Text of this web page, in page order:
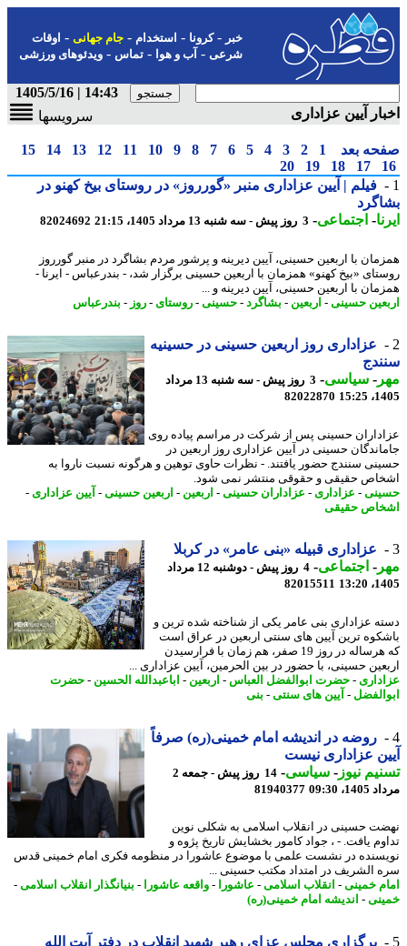
-کرونا-استخدام- جام جهانی-اوقات
شرعی-آب و هوا-تماس-ویدئوهای ورزشی
14:43 | 1405/5/16
آیین عزاداری
سرویسها
بعد 1
2
3
4
5
6
7
8
9
10
11
12
13
14
15
17
18
19
20
فیلم | آیین عزاداری منبر «گورروز» در روستای بیخ کهنو در
-اجتماعی-3 روز پیش - سه شنبه 13 مرداد 1405، 21:15 82024692
با اربعین حسینی، آیین دیرینه و پرشور مردم بشاگرد در منبر گورروز
«بیخ کهنو» همزمان با اربعین حسینی برگزار شد، - بندرعباس - ایرنا -
با اربعین حسینی، آیین دیرینه و ...
حسینی-اربعین -بشاگرد-حسینی-روستای-روز- بندرعباس
عزاداری روز اربعین حسینی در حسینیه
-سیاسی-
3 روز پیش - سه شنبه 13 مرداد
82022870
حسینی پس از شرکت در مراسم پیاده روی
حسینی در آیین عزاداری روز اربعین در
سنندج حضور یافتند. - نظرات حاوی توهین و هرگونه نسبت ناروا به
حقیقی و حقوقی منتشر نمی شود.
-عزاداری- عزاداران حسینی-اربعین -اربعین حسینی-آیین عزاداری-
حقیقی
عزاداری قبیله «بنی عامر» در کربلا
-اجتماعی-
4 روز پیش - دوشنبه 12 مرداد
82015511
عزاداری بنی عامر یکی از شناخته شده ترین و
ترین آیین های سنتی اربعین در عراق است
که هرساله در روز 19 صفر، هم زمان با فرارسیدن
حسینی، با حضور در بین الحرمین، آیین عزاداری ...
- حضرت ابوالفضل العباس-اربعین -اباعبدالله الحسین-حضرت
-آیین های سنتی-بنی
روضه در اندیشه امام خمینی(ره) صرفاً
عزاداری نیست
نیوز-سیاسی-
14 روز پیش - جمعه 2
09:30
81940377
حسینی در انقلاب اسلامی به شکلی نوین
یافت. - ، جواد کامور بخشایش تاریخ پژوه و
در نشست علمی با موضوع عاشورا در منظومه فکری امام خمینی قدس
الشریف در امتداد مکتب حسینی ...
خمینی-انقلاب اسلامی-عاشورا-واقعه عاشورا-بنیانگذار انقلاب اسلامی-
-اندیشه امام خمینی(ره)
برگزاری مجلس عزای رهبر شهید انقلاب در دفتر آیت الله